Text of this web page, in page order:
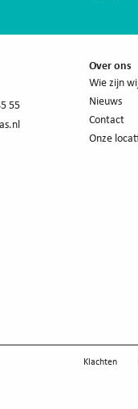
55
Over ons
Wie zijn
Nieuws
Contact
Onze
Klachten